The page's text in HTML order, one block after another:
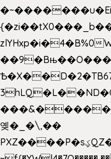
zlYHxp�i�4�B%0
옞�_�\,��
PXZ����P�sؼQZ�R���3PKK�sc-*��fP*��6_̦Q���H�hl��a��j��dӤ�ܥ�Ք�7�)S�_3y��@�n-